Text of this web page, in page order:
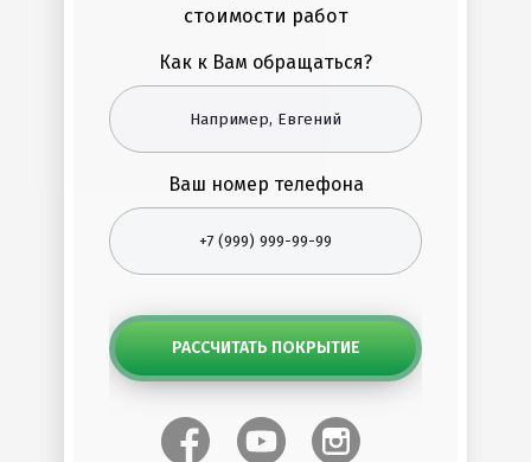
стоимости работ
Как к Вам обращаться?
Ваш номер телефона
РАССЧИТАТЬ ПОКРЫТИЕ